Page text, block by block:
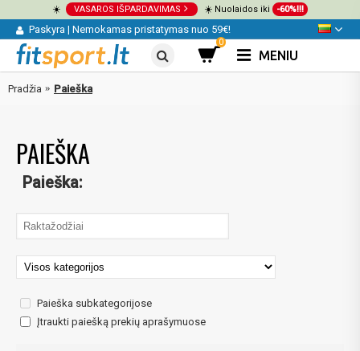
☀️ VASAROS IŠPARDAVIMAS ☀️ Nuolaidos iki -60%!!!
Paskyra | Nemokamas pristatymas nuo 59€!
0
MENIU
Pradžia Paieška
PAIEŠKA
Paieška:
Paieška subkategorijose
Įtraukti paiešką prekių aprašymuose